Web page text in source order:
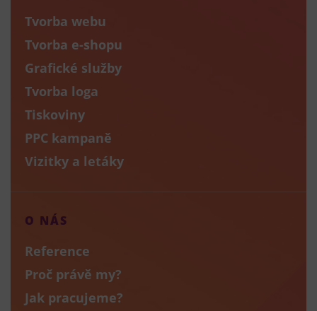
Tvorba webu
Tvorba e-shopu
Grafické služby
Tvorba loga
Tiskoviny
PPC kampaně
Vizitky a letáky
O NÁS
Reference
Proč právě my?
Jak pracujeme?